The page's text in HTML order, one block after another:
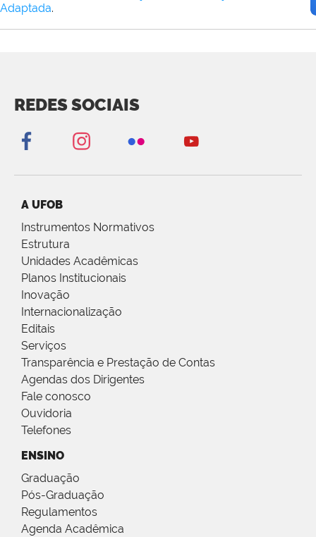
Adaptada.
REDES SOCIAIS
A UFOB
Instrumentos Normativos
Estrutura
Unidades Acadêmicas
Planos Institucionais
Inovação
Internacionalização
Editais
Serviços
Transparência e Prestação de Contas
Agendas dos Dirigentes
Fale conosco
Ouvidoria
Telefones
ENSINO
Graduação
Pós-Graduação
Regulamentos
Agenda Acadêmica